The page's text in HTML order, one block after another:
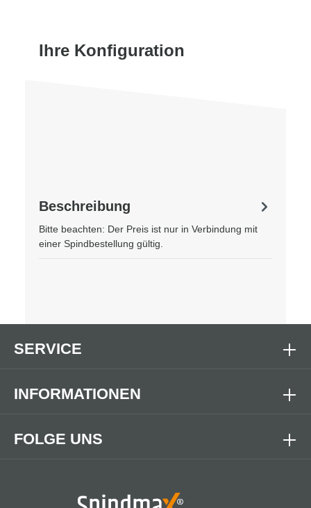
Ihre Konfiguration
Beschreibung
Bitte beachten: Der Preis ist nur in Verbindung mit
einer Spindbestellung gültig.
FOLGE UNS
SERVICE
INFORMATIONEN